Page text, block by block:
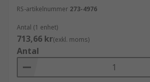
RS-artikelnummer 273-4976
Antal (1 enhet)
713,66 kr(exkl. moms)
Antal